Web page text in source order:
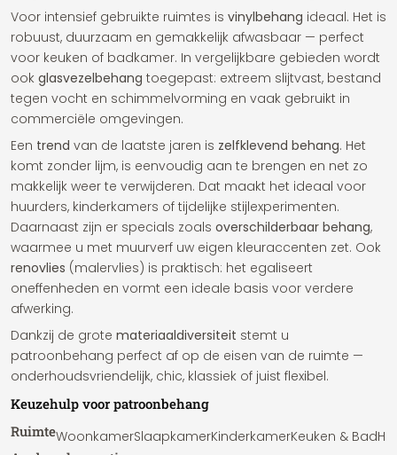
Voor intensief gebruikte ruimtes is vinylbehang ideaal. Het is
robuust, duurzaam en gemakkelijk afwasbaar — perfect
voor keuken of badkamer. In vergelijkbare gebieden wordt
ook glasvezelbehang toegepast: extreem slijtvast, bestand
tegen vocht en schimmelvorming en vaak gebruikt in
commerciële omgevingen.
Een trend van de laatste jaren is zelfklevend behang. Het
komt zonder lijm, is eenvoudig aan te brengen en net zo
makkelijk weer te verwijderen. Dat maakt het ideaal voor
huurders, kinderkamers of tijdelijke stijlexperimenten.
Daarnaast zijn er specials zoals overschilderbaar behang,
waarmee u met muurverf uw eigen kleuraccenten zet. Ook
renovlies (malervlies) is praktisch: het egaliseert
oneffenheden en vormt een ideale basis voor verdere
afwerking.
Dankzij de grote materiaaldiversiteit stemt u
patroonbehang perfect af op de eisen van de ruimte —
onderhoudsvriendelijk, chic, klassiek of juist flexibel.
Keuzehulp voor patroonbehang
RuimteWoonkamerSlaapkamerKinderkamerKeuken & Bad